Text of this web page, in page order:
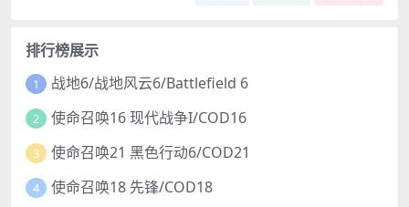
排行榜展示
1 战地6/战地风云6/Battlefield 6
2 使命召唤16 现代战争I/COD16
3 使命召唤21 黑色行动6/COD21
4 使命召唤18 先锋/COD18